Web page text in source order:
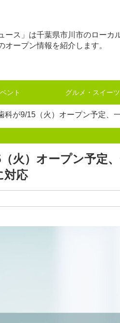
ース」は千葉県市川市のロー
オープン情報を紹介します。
ント グルメ・スイーツ
科が9/15（火）オープン予定
火）オープン予定
対応